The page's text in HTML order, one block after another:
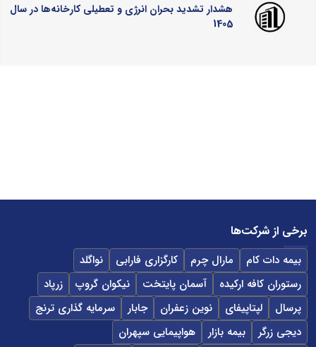
هشدار تشدید بحران انرژی و تعطیلی کارخانه‌ها در سال
1405
برخی از شرکت‌ها
بیمه دات کام مارال چرم کارگزاری فارابی
نواگلد
رستوران کافه ارکیده
آسمان پایتخت نیکوان گروپ
زرپاد
پرسال
لپتاپیفای نوین زعفران جابار
سرمایه گذاری ترنج
دیجی زرگر
بیمه بازار
هواپیمایی سپهران